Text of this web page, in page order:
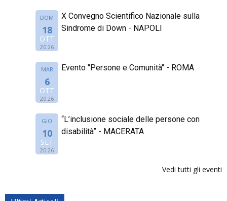
DOM
18
OTT
2026
X Convegno Scientifico Nazionale sulla
Sindrome di Down - NAPOLI
MAR
6
OTT
2026
Evento "Persone e Comunità" - ROMA
GIO
10
SET
2026
“L’inclusione sociale delle persone con
disabilità” - MACERATA
Vedi tutti gli eventi